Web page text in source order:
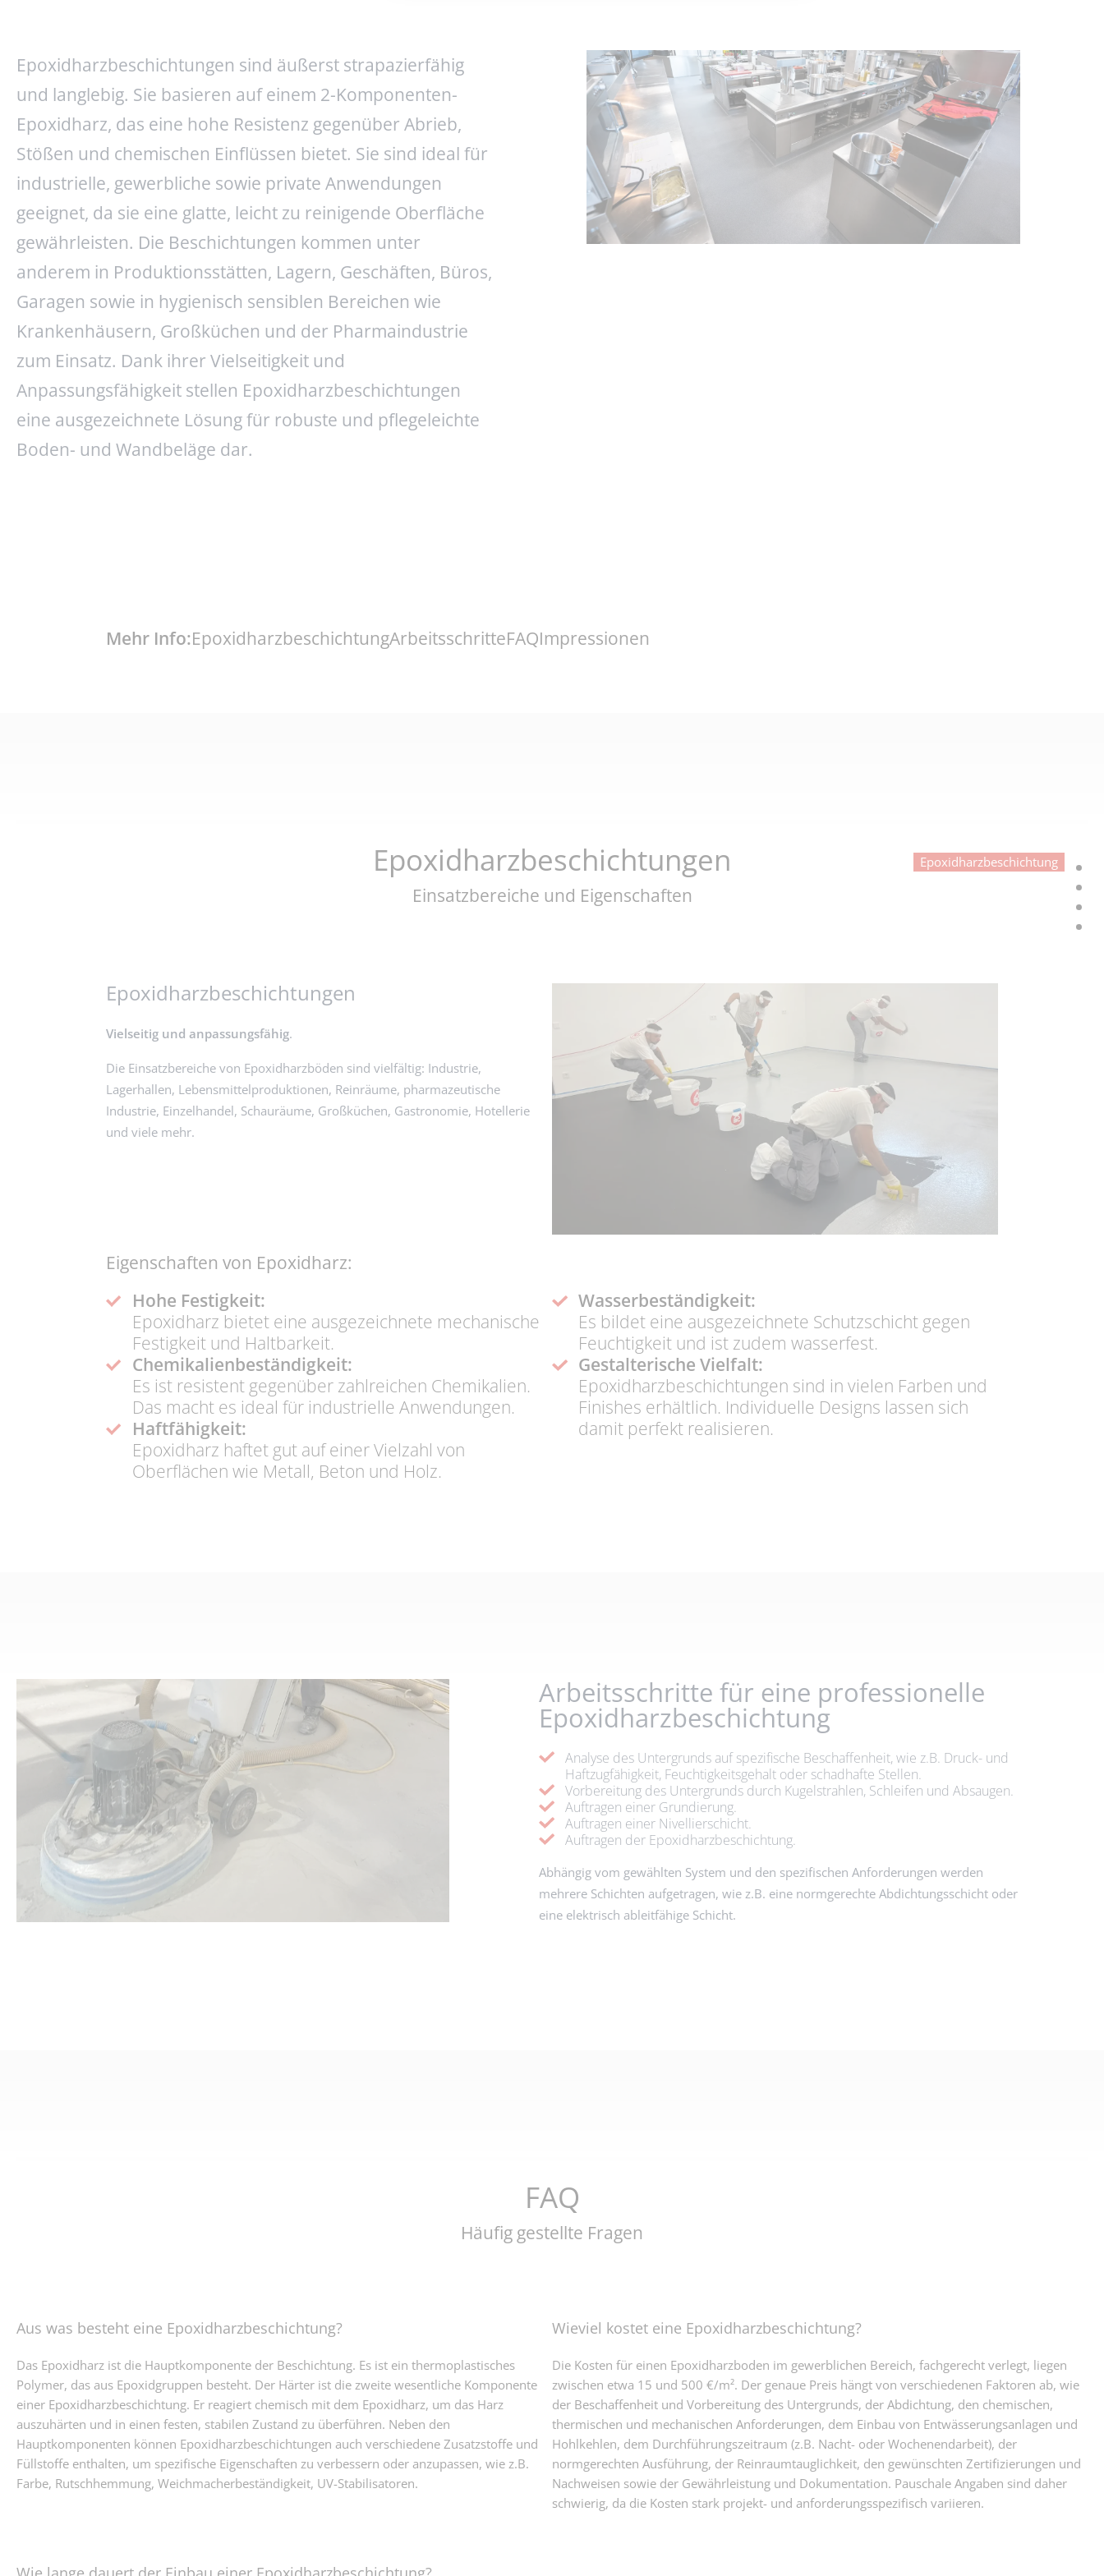
Epoxidharzbeschichtungen sind äußerst strapazierfähig
und langlebig. Sie basieren auf einem 2-Komponenten-
Epoxidharz, das eine hohe Resistenz gegenüber Abrieb,
Stößen und chemischen Einflüssen bietet. Sie sind ideal für
industrielle, gewerbliche sowie private Anwendungen
geeignet, da sie eine glatte, leicht zu reinigende Oberfläche
gewährleisten. Die Beschichtungen kommen unter
anderem in Produktionsstätten, Lagern, Geschäften, Büros,
Garagen sowie in hygienisch sensiblen Bereichen wie
Krankenhäusern, Großküchen und der Pharmaindustrie
zum Einsatz. Dank ihrer Vielseitigkeit und
Anpassungsfähigkeit stellen Epoxidharzbeschichtungen
eine ausgezeichnete Lösung für robuste und pflegeleichte
Boden- und Wandbeläge dar.
Mehr Info:EpoxidharzbeschichtungArbeitsschritteFAQImpressionen
Epoxidharzbeschichtung
Epoxidharzbeschichtungen
Einsatzbereiche und Eigenschaften
Epoxidharzbeschichtungen
Vielseitig und anpassungsfähig.
Die Einsatzbereiche von Epoxidharzböden sind vielfältig: Industrie,
Lagerhallen, Lebensmittelproduktionen, Reinräume, pharmazeutische
Industrie, Einzelhandel, Schauräume, Großküchen, Gastronomie, Hotellerie
und viele mehr.
Eigenschaften von Epoxidharz:
Hohe Festigkeit:
Epoxidharz bietet eine ausgezeichnete mechanische
Festigkeit und Haltbarkeit.
Chemikalienbeständigkeit:
Es ist resistent gegenüber zahlreichen Chemikalien.
Das macht es ideal für industrielle Anwendungen.
Haftfähigkeit:
Epoxidharz haftet gut auf einer Vielzahl von
Oberflächen wie Metall, Beton und Holz.
Wasserbeständigkeit:
Es bildet eine ausgezeichnete Schutzschicht gegen
Feuchtigkeit und ist zudem wasserfest.
Gestalterische Vielfalt:
Epoxidharzbeschichtungen sind in vielen Farben und
Finishes erhältlich. Individuelle Designs lassen sich
damit perfekt realisieren.
Arbeitsschritte für eine professionelle
Epoxidharzbeschichtung
Analyse des Untergrunds auf spezifische Beschaffenheit, wie z.B. Druck- und
Haftzugfähigkeit, Feuchtigkeitsgehalt oder schadhafte Stellen.
Vorbereitung des Untergrunds durch Kugelstrahlen, Schleifen und Absaugen.
Auftragen einer Grundierung.
Auftragen einer Nivellierschicht.
Auftragen der Epoxidharzbeschichtung.
Abhängig vom gewählten System und den spezifischen Anforderungen werden
mehrere Schichten aufgetragen, wie z.B. eine normgerechte Abdichtungsschicht oder
eine elektrisch ableitfähige Schicht.
FAQ
Häufig gestellte Fragen
Aus was besteht eine Epoxidharzbeschichtung?
Das Epoxidharz ist die Hauptkomponente der Beschichtung. Es ist ein thermoplastisches
Polymer, das aus Epoxidgruppen besteht. Der Härter ist die zweite wesentliche Komponente
einer Epoxidharzbeschichtung. Er reagiert chemisch mit dem Epoxidharz, um das Harz
auszuhärten und in einen festen, stabilen Zustand zu überführen. Neben den
Hauptkomponenten können Epoxidharzbeschichtungen auch verschiedene Zusatzstoffe und
Füllstoffe enthalten, um spezifische Eigenschaften zu verbessern oder anzupassen, wie z.B.
Farbe, Rutschhemmung, Weichmacherbeständigkeit, UV-Stabilisatoren.
Wieviel kostet eine Epoxidharzbeschichtung?
Die Kosten für einen Epoxidharzboden im gewerblichen Bereich, fachgerecht verlegt, liegen
zwischen etwa 15 und 500 €/m². Der genaue Preis hängt von verschiedenen Faktoren ab, wie
der Beschaffenheit und Vorbereitung des Untergrunds, der Abdichtung, den chemischen,
thermischen und mechanischen Anforderungen, dem Einbau von Entwässerungsanlagen und
Hohlkehlen, dem Durchführungszeitraum (z.B. Nacht- oder Wochenendarbeit), der
normgerechten Ausführung, der Reinraumtauglichkeit, den gewünschten Zertifizierungen und
Nachweisen sowie der Gewährleistung und Dokumentation. Pauschale Angaben sind daher
schwierig, da die Kosten stark projekt- und anforderungsspezifisch variieren.